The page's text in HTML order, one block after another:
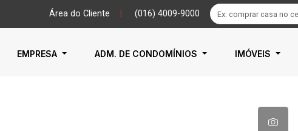
Área do Cliente (016) 4009-9000
EMPRESA ADM. DE CONDOMÍNIOS IMÓVEIS